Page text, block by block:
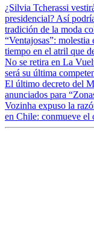
¿Silvia Tcherassi
presidencial? Así
tradición de la moda
“Ventajosas”:
tiempo en el atril que
No se retira en La
será su última
El último decreto del
anunciados para
Vozinha expuso la
en Chile: conmueve el